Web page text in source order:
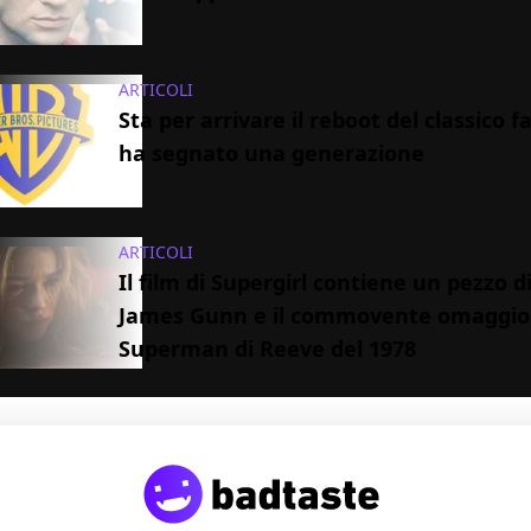
ARTICOLI
Sta per arrivare il reboot del classico
ha segnato una generazione
ARTICOLI
Il film di Supergirl contiene un pezzo
James Gunn e il commovente
Superman di Reeve del 1978